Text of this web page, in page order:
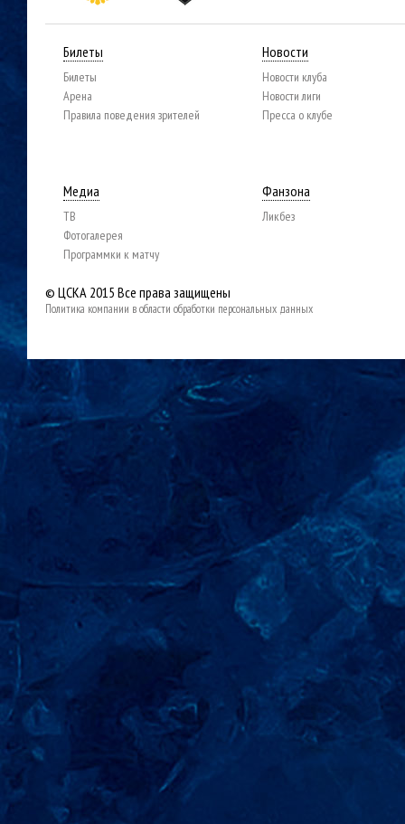
Билеты
Билеты
Арена
Правила поведения зрителей
Новости
Новости клуба
Новости лиги
Пресса о клубе
Медиа
ТВ
Фотогалерея
Программки к матчу
Фанзона
Ликбез
© ЦСКА 2015 Все права защищены
Политика компании в области обработки персональных данных